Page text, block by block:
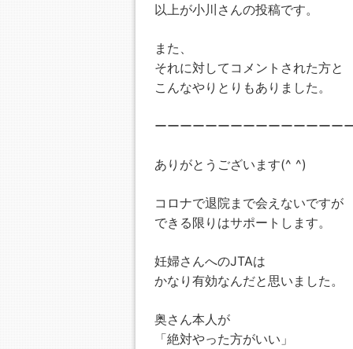
以上が小川さんの投稿です。
また、
それに対してコメントされた方と
こんなやりとりもありました。
ーーーーーーーーーーーーーーー
ありがとうございます(^ ^)
コロナで退院まで会えないですが
できる限りはサポートします。
妊婦さんへのJTAは
かなり有効なんだと思いました。
奥さん本人が
「絶対やった方がいい」